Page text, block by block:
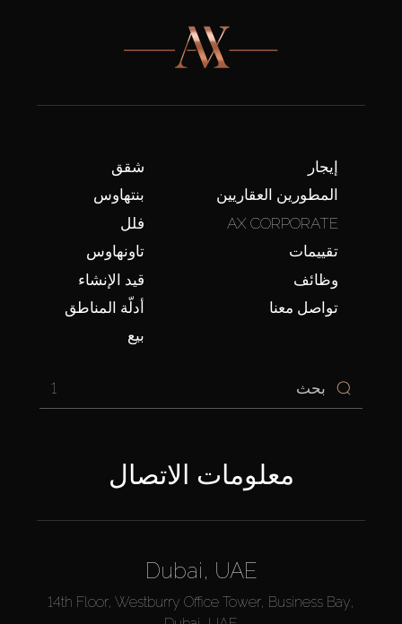
شقق
بنتهاوس
فلل
تاونهاوس
قيد الإنشاء
أدلّة المناطق
بيع
إيجار
المطورين العقاريين
AX CORPORATE
تقييمات
وظائف
تواصل معنا
1
معلومات الاتصال
Dubai, UAE
14th Floor, Westburry Office Tower, Business Bay,